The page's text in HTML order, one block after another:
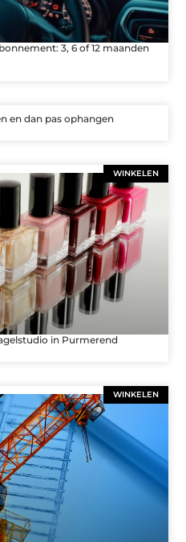
3, 6 of 12 maanden
en dan pas ophangen
WINKELEN
in Purmerend
WINKELEN